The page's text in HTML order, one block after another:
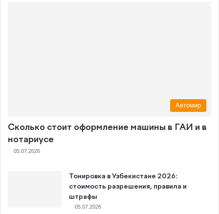
Автомир
Сколько стоит оформление машины в ГАИ и в
нотариусе
05.07.2026
Тонировка в Узбекистане 2026:
стоимость разрешения, правила и
штрафы
05.07.2026